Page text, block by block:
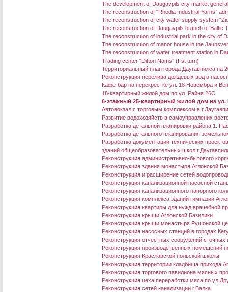
The development of Daugavpils city market
The reconstruction of “Rhodia Industrial Yarns”
The reconstruction of city water supply system
The reconstruction of Daugavpils branch of Baltic
The reconstruction of industrial park in the city of
The reconstruction of manor house in the
The reconstruction of water treatment station in
Trading center “Ditton Nams” (I-st turn)
Территориальный план города Даугавпилса на
Реконструкция перелива дождевых вод в
Кафе-бар на перекрестке ул. 18 Новембра и
18-квартирный жилой дом по ул. Райня 26C
6-этажный 25-квартирный жилой дом на ул.
Aвтовокзал с торговым комплексом в
Развитие водохозяйств в самоуправлених
Разработка детальной планировки района 1.
Разработка детального планирования
Разработка документации технических
зданий общеобразовательных школ
Реконструкция административно-бытового
Реконструкция здания монастыря Аглонской
Реконструкция и расширение сетей
Реконструкция канализационной насосной
Реконструкция канализационного напорного
Реконструкция комплекса зданий гимназии
Реконструкция квартиры для нужд врачебной
Реконструкция крыши Аглонской Базилики
Реконструкция крыши монастыря Рушонской
Реконструкция насосных станций в городах
Реконструкция отчестных сооружений сточных
Реконструкция производственных помещений
Реконструкция Краславской польской школы
Реконструкция территории кладбища прихода
Реконструкция торгового павилиона мясных
Реконструкция цеха переработки мяса по
Реконструкция сетей канализации г.Валка